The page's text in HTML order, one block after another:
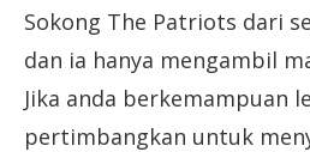
Sokong The Patriots dari
dan ia hanya mengambil
Jika anda berkemampuan
pertimbangkan untuk